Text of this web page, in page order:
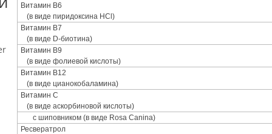
Витамин В6
(в виде пиридоксина HCl)
Витамин В7
(в виде D-биотина)
Витамин В9
(в виде фолиевой кислоты)
Витамин В12
(в виде цианокобаламина)
Витамин С
(в виде аскорбиновой кислоты)
с шиповником (в виде Rosa Canina)
Ресвератрол